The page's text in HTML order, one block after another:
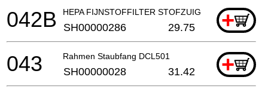
HEPA FIJNSTOFFILTER STOFZUIGER +
042B SH00000286 29.75
Rahmen Staubfang DCL501 +
043 SH00000028 31.42